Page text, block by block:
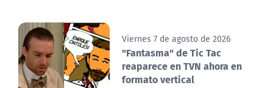
Viernes 7 de agosto de 2026
"Fantasma" de Tic Tac
reaparece en TVN ahora en
formato vertical